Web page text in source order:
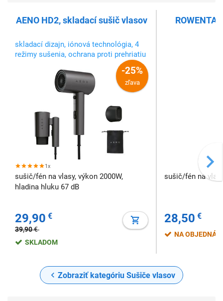
AENO HD2, skladací sušič vlasov
skladací dizajn, iónová technológia, 4
režimy sušenia, ochrana proti prehriatiu
-25%
zľava
1x
sušič/fén na vlasy, výkon 2000W,
hladina hluku 67 dB
29,90 €
39,90€
SKLADOM
ROWENTA
sušič/fén na
28,50 €
NA
Zobraziť kategóriu Sušiče vlasov